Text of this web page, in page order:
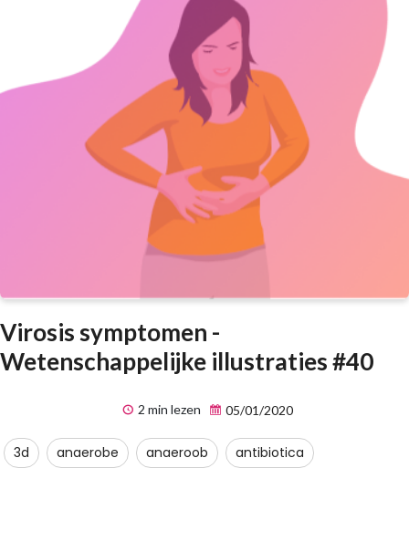
Virosis symptomen -
Wetenschappelijke illustraties #40
2 min lezen 05/01/2020
3d anaerobe anaeroob antibiotica